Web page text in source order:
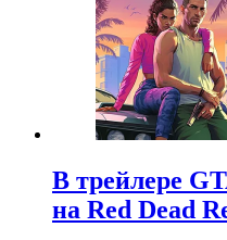
В трейлере
на Red Dead